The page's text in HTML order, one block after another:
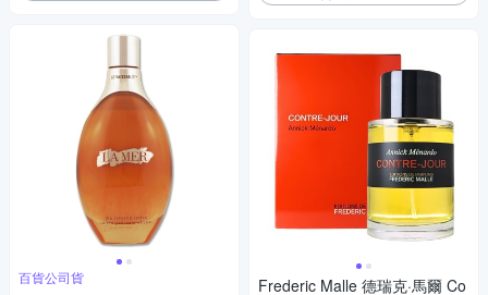
百貨公司貨
Frederic Malle 德瑞克·馬爾 Co